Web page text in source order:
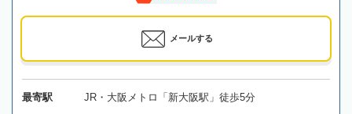
メールする
最寄駅 JR・大阪メトロ「新大阪駅」徒歩5分